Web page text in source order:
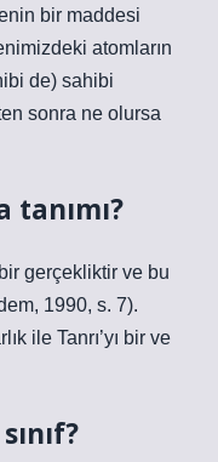
bir maddesi
atomların
de) sahibi
sonra ne olursa
tanımı?
gerçekliktir ve bu
1990, s. 7).
ile Tanrı’yı ​​bir ve